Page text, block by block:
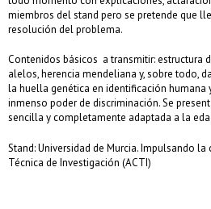
miembros del stand pero se pretende que
resolución del problema.
Contenidos básicos a transmitir: estructura
alelos, herencia mendeliana y, sobre todo,
la huella genética en identificación humana
inmenso poder de discriminación. Se
sencilla y completamente adaptada a la
Stand: Universidad de Murcia. Impulsando la
Técnica de Investigación (ACTI)